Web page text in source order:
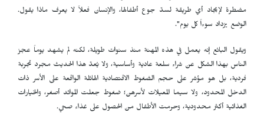
مضطرة لإيجاد أي طريقة لسدّ جوع أطفالها، والإنسان فعلاً لا يعرف ماذا يقول.
الوضع يزداد سوءاً كل يوم".
ويقول البائع إنه يعمل في هذه المهنة منذ سنوات طويلة، لكنه لم يشهد يوماً عجز
الناس بهذا الشكل عن شراء سلعة عادية وأساسية، ولا يُعدّ هذا الحديث مجرد تجربة
فردية، بل هو مؤشر على حجم الضغوط الاقتصادية الهائلة الواقعة على الأسر ذات
الدخل المحدود، ولا سيما المعيلات لأسرهن؛ ضغوط جعلت الموائد أصغر، والخيارات
الغذائية أكثر محدودية، وحرمت الأطفال من الحصول على غذاء صحي.